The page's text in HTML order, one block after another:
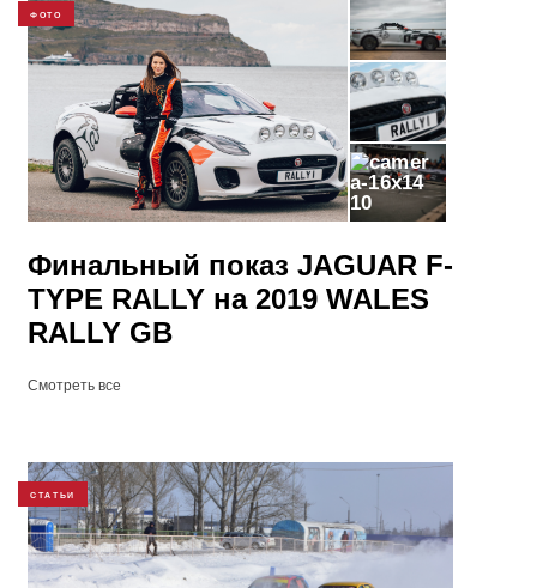
ФОТО
10
Финальный показ JAGUAR F-
TYPE RALLY на 2019 WALES
RALLY GB
Смотреть все
СТАТЬИ